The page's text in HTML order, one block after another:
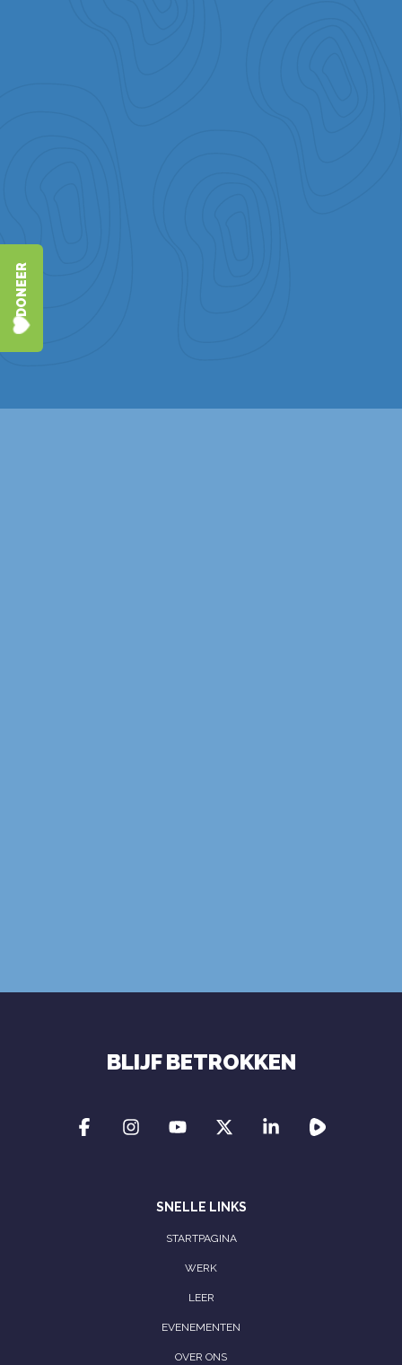
DONEER
BLIJF BETROKKEN
SNELLE LINKS
STARTPAGINA
WERK
LEER
EVENEMENTEN
OVER ONS